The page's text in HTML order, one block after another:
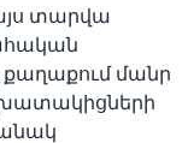
տարվա
քաղաքում մանր